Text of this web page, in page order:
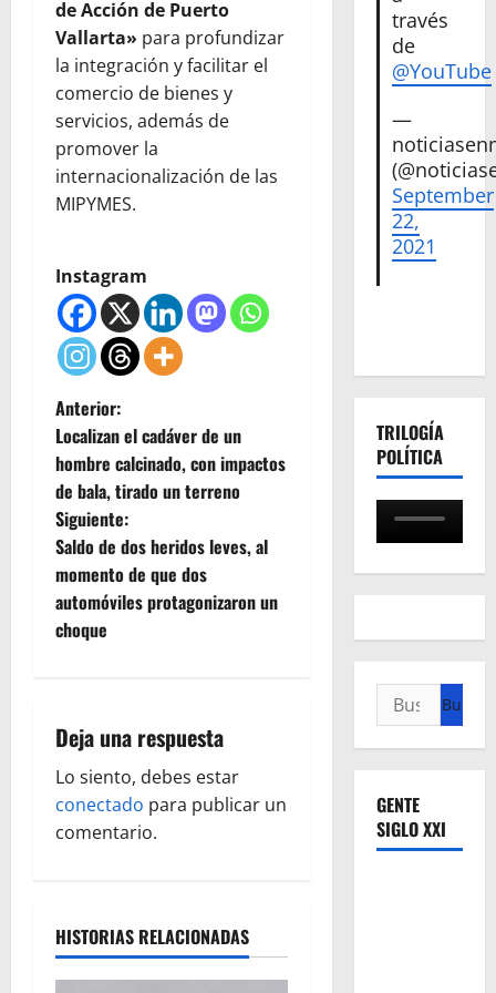
de Acción de Puerto
Vallarta» para profundizar
la integración y facilitar el
comercio de bienes y
servicios, además de
promover la
internacionalización de las
MIPYMES.
Instagram
N
a
v
e
g
a
i
ó
n
e
e
Anterior:
Localizan el cadáver de un
hombre calcinado, con impactos
de bala, tirado un terreno
Siguiente:
Saldo de dos heridos leves, al
momento de que dos
automóviles protagonizaron un
choque
Deja una respuesta
Lo siento, debes estar
conectado para publicar un
comentario.
HISTORIAS RELACIONADAS
través
de
@YouTube
—
September
22,
2021
TRILOGÍA
POLÍTICA
Buscar:
GENTE
SIGLO XXI